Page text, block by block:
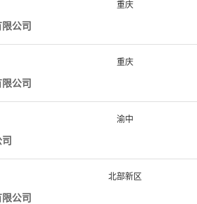
公司
重庆
公司
重庆
渝中
公司
北部新区